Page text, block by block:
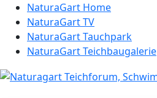
NaturaGart Home
NaturaGart TV
NaturaGart Tauchpark
NaturaGart Teichbaugalerie